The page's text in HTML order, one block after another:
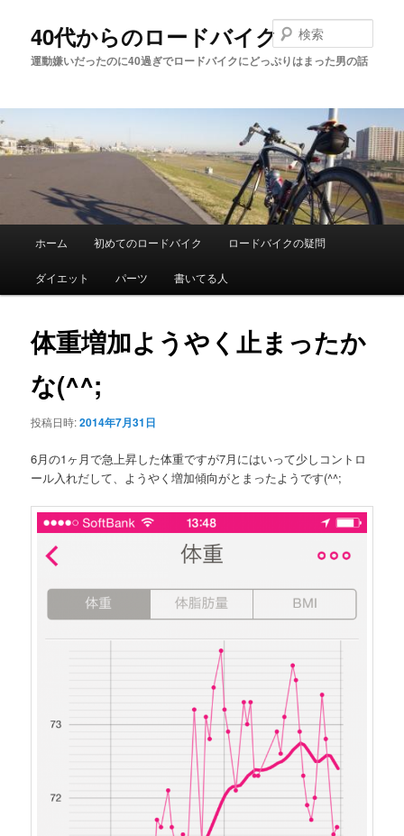
テ
ン
ツ
へ
移
40代からのロードバイク
運動嫌いだったのに40過ぎでロードバイクにどっぷりはまった男の話
索
ン
ホーム 初めてのロードバイク ロードバイクの疑問
ダイエット パーツ 書いてる人
体重増加ようやく止まったか
な(^^;
投稿日時:2014年7月31日
6月の1ヶ月で急上昇した体重ですが7月にはいって少しコントロ
ール入れだして、ようやく増加傾向がとまったようです(^^;